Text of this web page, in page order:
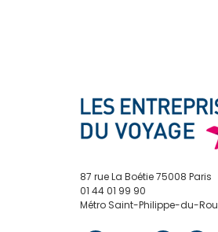
87 rue La Boétie 75008 Paris
01 44 01 99 90
Métro Saint-Philippe-du-